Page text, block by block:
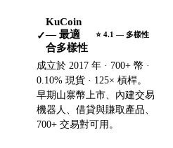
✓
KuCoin
— 最適
合多樣性
⭐ 4.1 — 多樣性
成立於 2017 年 · 700+ 幣 ·
0.10% 現貨 · 125× 槓桿。
早期山寨幣上市、內建交易
機器人、借貸與賺取產品、
700+ 交易對可用。